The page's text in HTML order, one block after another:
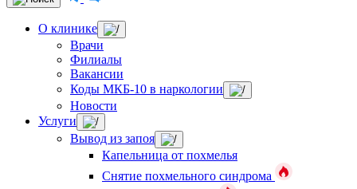
О клинике
Врачи
Филиалы
Вакансии
Коды МКБ-10 в наркологии
Новости
Услуги
Вывод из запоя
Капельница от похмелья
Снятие похмельного синдрома